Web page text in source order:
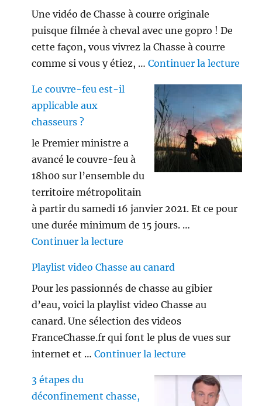
Une vidéo de Chasse à courre originale
puisque filmée à cheval avec une gopro ! De
cette façon, vous vivrez la Chasse à courre
comme si vous y étiez, …Continuer la lecture
Le couvre-feu est-il
applicable aux
chasseurs ?
le Premier ministre a
avancé le couvre-feu à
18h00 sur l’ensemble du
territoire métropolitain
à partir du samedi 16 janvier 2021. Et ce pour
une durée minimum de 15 jours. …
Continuer la lecture
Playlist video Chasse au canard
Pour les passionnés de chasse au gibier
d’eau, voici la playlist video Chasse au
canard. Une sélection des videos
FranceChasse.fr qui font le plus de vues sur
internet et …Continuer la lecture
3 étapes du
déconfinement chasse,